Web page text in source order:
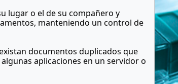
lugar o el de su compañero y
manteniendo un control de
documentos duplicados que
aplicaciones en un servidor o